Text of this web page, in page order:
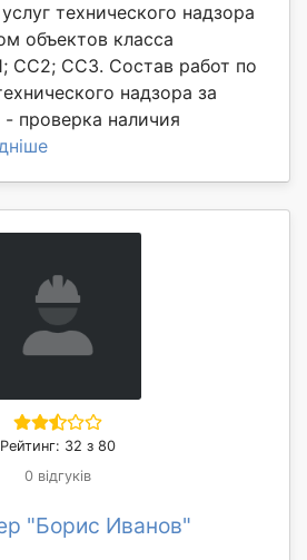
технического надзора
объектов класса
СС2; СС3. Состав работ по
надзора за
проверка наличия
Рейтинг: 32 з 80
0 відгуків
"Борис Иванов"